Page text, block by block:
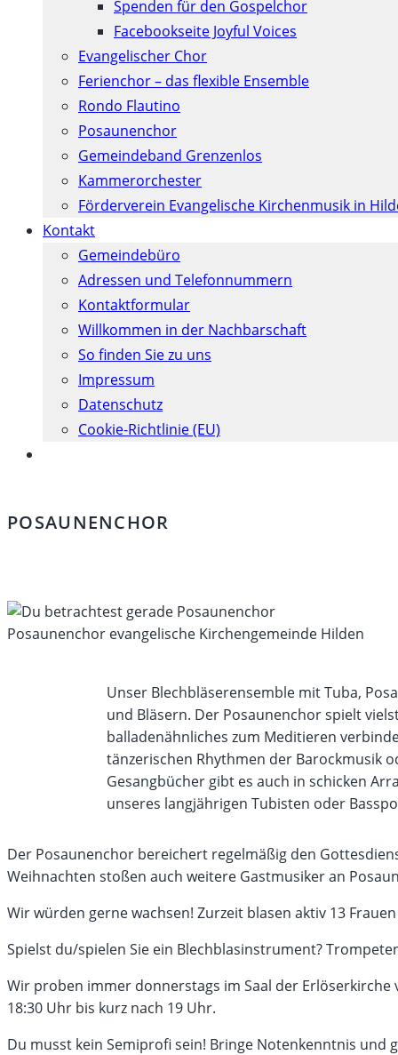
Spenden für den Gospelchor
Facebookseite Joyful Voices
Evangelischer Chor
Ferienchor – das flexible Ensemble
Rondo Flautino
Posaunenchor
Gemeindeband Grenzenlos
Kammerorchester
Förderverein Evangelische Kirchenmusik in
Kontakt
Gemeindebüro
Adressen und Telefonnummern
Kontaktformular
Willkommen in der Nachbarschaft
So finden Sie zu uns
Impressum
Datenschutz
Cookie-Richtlinie (EU)
POSAUNENCHOR
Posaunenchor evangelische Kirchengemeinde Hilden
Unser Blechbläserensemble mit Tuba,
und Bläsern. Der Posaunenchor spielt
balladenähnliches zum Meditieren
tänzerischen Rhythmen der Barockmusik
Gesangbücher gibt es auch in schicken
unseres langjährigen Tubisten oder
Der Posaunenchor bereichert regelmäßig den
Weihnachten stoßen auch weitere Gastmusiker an
Wir würden gerne wachsen! Zurzeit blasen aktiv 13
Spielst du/spielen Sie ein Blechblasinstrument?
Wir proben immer donnerstags im Saal der Erlöserkirche
18:30 Uhr bis kurz nach 19 Uhr.
Du musst kein Semiprofi sein! Bringe Notenkenntnis